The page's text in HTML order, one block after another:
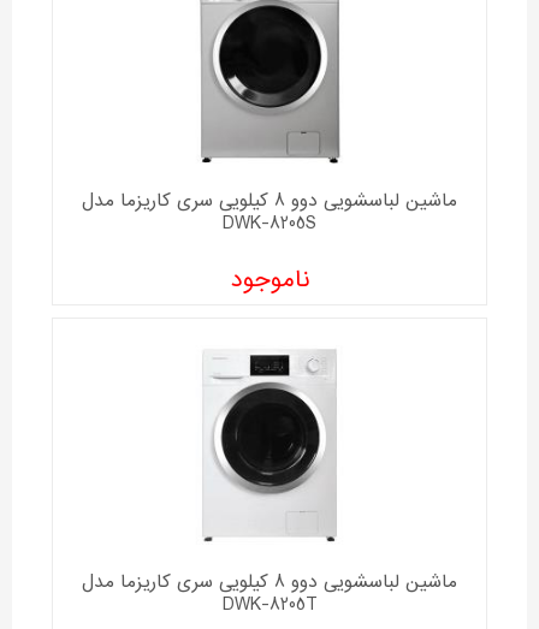
ماشین لباسشویی دوو 8 کیلویی سری کاریزما مدل
DWK-8205S
ناموجود
ماشین لباسشویی دوو 8 کیلویی سری کاریزما مدل
DWK-8205T